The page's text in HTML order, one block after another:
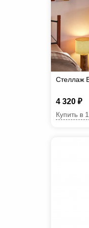
Стеллаж
4 320 ₽
Купить в